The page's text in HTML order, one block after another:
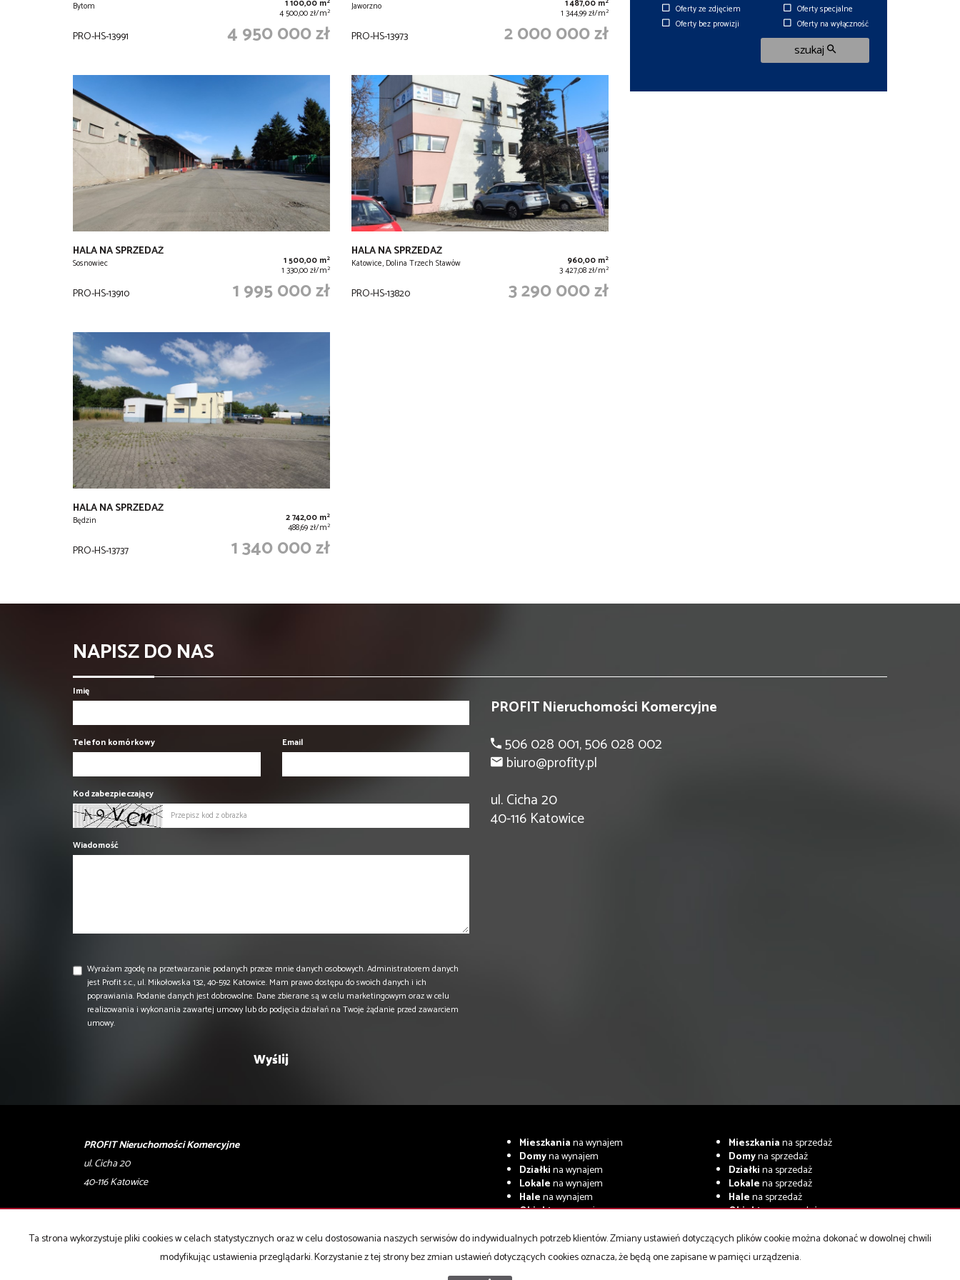
Bytom 1 100,00 m
4 500,00 zł/m2
PRO-HS-13991 4 950 000 zł
Jaworzno 1 487,00 m
1 344,99 zł/m2
PRO-HS-13973 2 000 000 zł
HALA NA SPRZEDAŻ
Sosnowiec 1 500,00 m2
1 330,00 zł/m2
PRO-HS-13910 1 995 000 zł
HALA NA SPRZEDAŻ
Katowice, Dolina Trzech Stawów 960,00 m2
3 427,08 zł/m2
PRO-HS-13820 3 290 000 zł
HALA NA SPRZEDAŻ
Będzin 2 742,00 m2
488,69 zł/m2
PRO-HS-13737 1 340 000 zł
Oferty ze zdjęciem
Oferty specjalne
Oferty bez prowizji
Oferty na wyłączność
szukaj
NAPISZ DO NAS
Imię
Telefon komórkowy Email
Kod zabezpieczający
Wiadomość
Wyrażam zgodę na przetwarzanie podanych przeze mnie danych osobowych. Administratorem danych
jest Profit s.c., ul. Mikołowska 132, 40-592 Katowice. Mam prawo dostępu do swoich danych i ich
poprawiania. Podanie danych jest dobrowolne. Dane zbierane są w celu marketingowym oraz w celu
realizowania i wykonania zawartej umowy lub do podjęcia działań na Twoje żądanie przed zawarciem
umowy.
PROFIT Nieruchomości Komercyjne
506 028 001, 506 028 002
biuro@profity.pl
ul. Cicha 20
40-116 Katowice
PROFIT Nieruchomości Komercyjne
ul. Cicha 20
40-116 Katowice
E:biuro@profity.pl
Mieszkaniana wynajem
Domyna wynajem
Działkina wynajem
Lokalena wynajem
Halena wynajem
Obiektyna wynajem
Mieszkaniana sprzedaż
Domyna sprzedaż
Działkina sprzedaż
Lokalena sprzedaż
Halena sprzedaż
Obiektyna sprzedaż
Ta strona wykorzystuje pliki cookies w celach statystycznych oraz w celu dostosowania naszych serwisów do indywidualnych potrzeb klientów. Zmiany ustawień dotyczących plików cookie można dokonać w dowolnej chwili
modyfikując ustawienia przeglądarki. Korzystanie z tej strony bez zmian ustawień dotyczących cookies oznacza, że będą one zapisane w pamięci urządzenia.